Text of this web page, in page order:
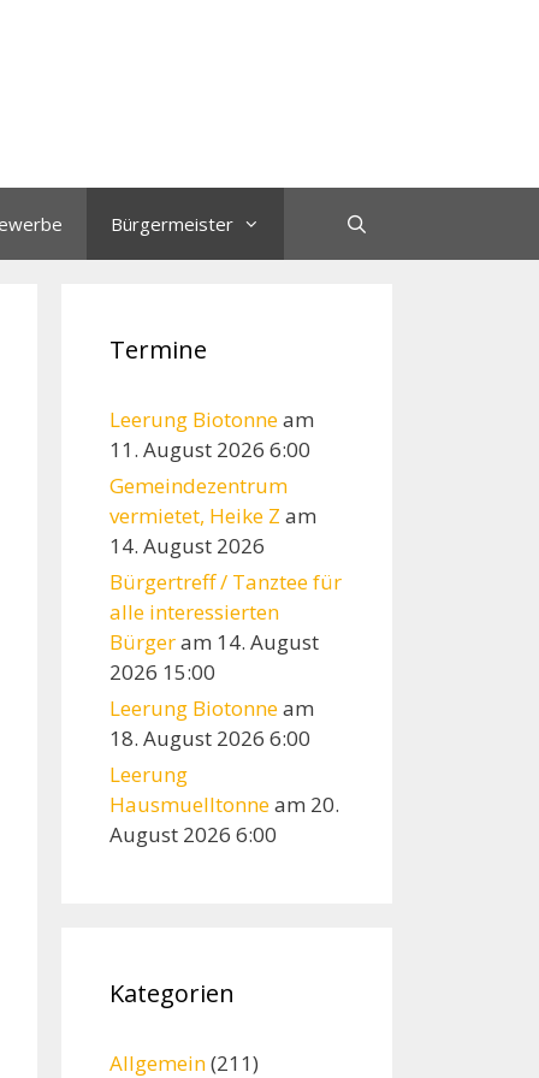
Bürgermeister
Termine
Leerung Biotonneam
11. August 2026 6:00
Gemeindezentrum
vermietet, Heike Z am
14. August 2026
Bürgertreff / Tanztee für
alle interessierten
Bürgeram 14. August
2026 15:00
Leerung Biotonneam
18. August 2026 6:00
Leerung
Hausmuelltonneam 20.
August 2026 6:00
Kategorien
Allgemein(211)